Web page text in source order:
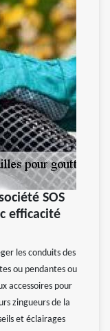
SOS
efficacité
les conduits des
ou pendantes ou
accessoires pour
zingueurs de la
et éclairages